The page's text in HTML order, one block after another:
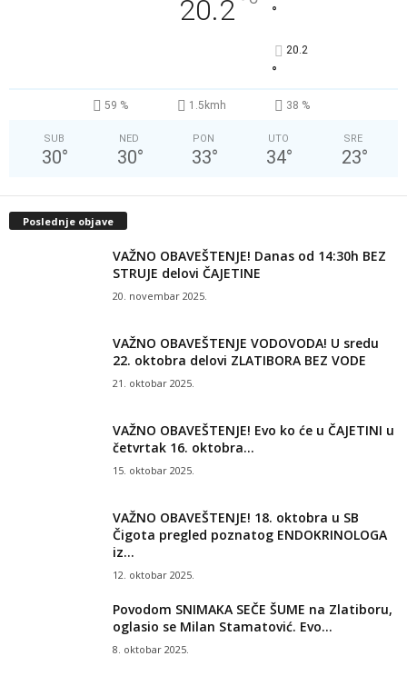
20.2 °
20.2
°
59 % 1.5kmh 38 %
SUB
30°
NED
30°
PON
33°
UTO
34°
SRE
23°
Poslednje objave
VAŽNO OBAVEŠTENJE! Danas od 14:30h BEZ
STRUJE delovi ČAJETINE
20. novembar 2025.
VAŽNO OBAVEŠTENJE VODOVODA! U sredu
22. oktobra delovi ZLATIBORA BEZ VODE
21. oktobar 2025.
VAŽNO OBAVEŠTENJE! Evo ko će u ČAJETINI u
četvrtak 16. oktobra...
15. oktobar 2025.
VAŽNO OBAVEŠTENJE! 18. oktobra u SB
Čigota pregled poznatog ENDOKRINOLOGA
iz...
12. oktobar 2025.
Povodom SNIMAKA SEČE ŠUME na Zlatiboru,
oglasio se Milan Stamatović. Evo...
8. oktobar 2025.